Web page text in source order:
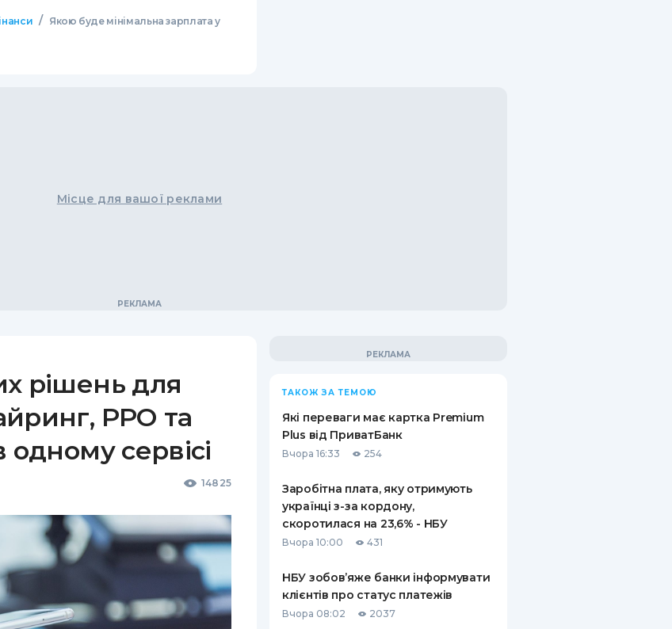
/
Якою буде мінімальна зарплата у
Місце для вашої реклами
рішень для
РРО та
одному сервісі
14825
ТАКОЖ ЗА ТЕМОЮ
Які переваги має картка Premium
Plus від ПриватБанк
Вчора 16:33 254
Заробітна плата, яку отримують
українці з-за кордону,
скоротилася на 23,6% - НБУ
Вчора 10:00 431
НБУ зобов’яже банки інформувати
клієнтів про статус платежів
Вчора 08:02 2037